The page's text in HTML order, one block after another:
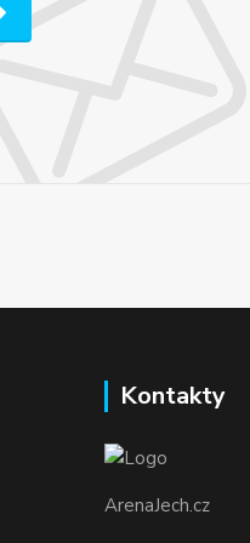
Kontakty
ArenaJech.cz